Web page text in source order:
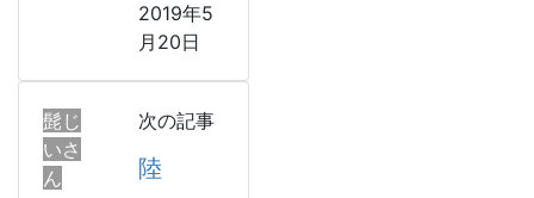
2019年5
月20日
髭じ
いさ
ん
次の記事
陸